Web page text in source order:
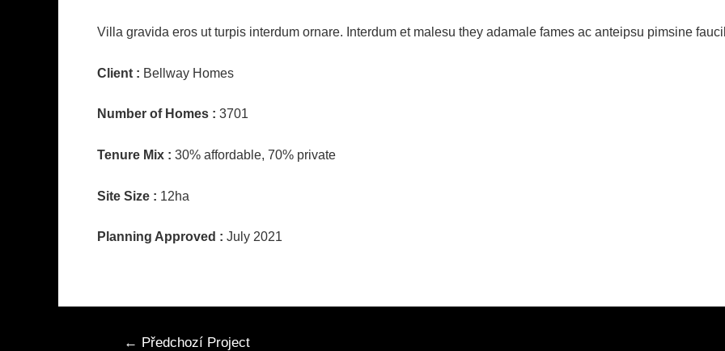
Villa gravida eros ut turpis interdum ornare. Interdum et malesu they adamale fames ac anteipsu pimsine
Client : Bellway Homes
Number of Homes : 3701
Tenure Mix : 30% affordable, 70% private
Site Size : 12ha
Planning Approved : July 2021
Navigace
← Předchozí Project